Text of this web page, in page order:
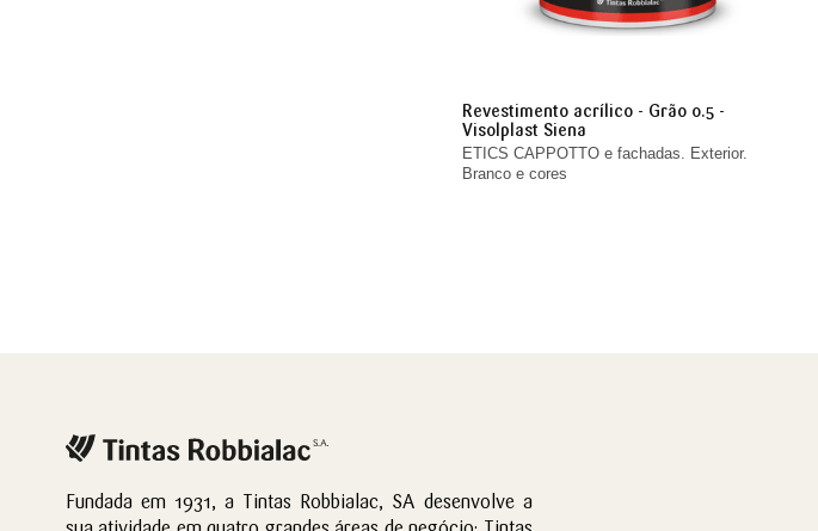
Revestimento acrílico - Grão 0.5 -
Visolplast Siena
ETICS CAPPOTTO e fachadas. Exterior.
Branco e cores
Fundada em 1931, a Tintas Robbialac, SA desenvolve a